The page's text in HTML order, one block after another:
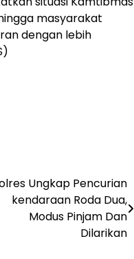
masyarakat
dengan lebih
Ungkap Pencurian
kendaraan Roda Dua,
Modus Pinjam Dan
Dilarikan